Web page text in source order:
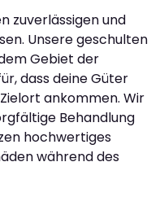
zuverlässigen und
Unsere geschulten
Gebiet der
dass deine Güter
ankommen. Wir
Behandlung
hochwertiges
während des